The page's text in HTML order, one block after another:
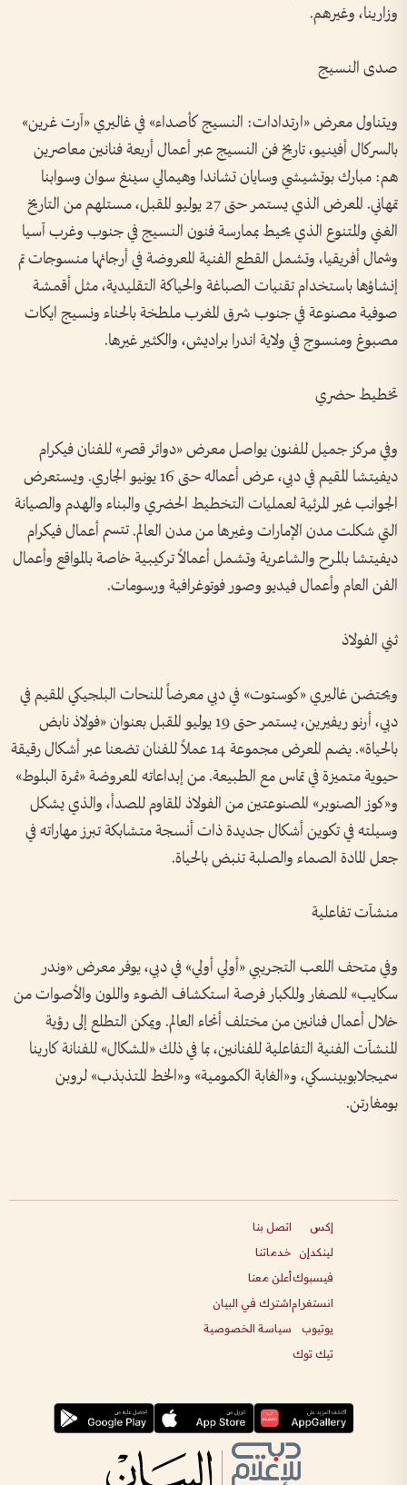
وزارينا، وغيرهم.
صدى النسيج
ويتناول معرض «ارتدادات: النسيج كأصداء» في غاليري «آرت غرين»
بالسركال أفينيو، تاريخ فن النسيج عبر أعمال أربعة فنانين معاصرين
هم: مبارك بوتشيشي وسايان تشاندا وهيمالي سينغ سوان وسوابنا
تمهاني. المعرض الذي يستمر حتى 27 يوليو المقبل، مستلهم من التاريخ
الغني والمتنوع الذي يحيط بممارسة فنون النسيج في جنوب وغرب آسيا
وشمال أفريقيا، وتشمل القطع الفنية المعروضة في أرجائها منسوجات تم
إنشاؤها باستخدام تقنيات الصباغة والحياكة التقليدية، مثل أقمشة
صوفية مصنوعة في جنوب شرق المغرب ملطخة بالحناء ونسيج ايكات
مصبوغ ومنسوج في ولاية اندرا براديش، والكثير غيرها.
تخطيط حضري
وفي مركز جميل للفنون يواصل معرض «دوائر قصر» للفنان فيكرام
ديفيتشا المقيم في دبي، عرض أعماله حتى 16 يونيو الجاري. ويستعرض
الجوانب غير المرئية لعمليات التخطيط الحضري والبناء والهدم والصيانة
التي شكلت مدن الإمارات وغيرها من مدن العالم. تتسم أعمال فيكرام
ديفيتشا بالمرح والشاعرية وتشمل أعمالاً تركيبية خاصة بالمواقع وأعمال
الفن العام وأعمال فيديو وصور فوتوغرافية ورسومات.
ثني الفولاذ
ويحتضن غاليري «كوستوت» في دبي معرضاً للنحات البلجيكي المقيم في
دبي، أرنو ريفيرين، يستمر حتى 19 يوليو المقبل بعنوان «فولاذ نابض
بالحياة». يضم المعرض مجموعة 14 عملاً للفنان تضعنا عبر أشكال رقيقة
حيوية متميزة في تماس مع الطبيعة. من إبداعاته المعروضة «ثمرة البلوط»
و«كوز الصنوبر» المصنوعتين من الفولاذ المقاوم للصدأ، والذي يشكل
وسيلته في تكوين أشكال جديدة ذات أنسجة متشابكة تبرز مهاراته في
جعل المادة الصماء والصلبة تنبض بالحياة.
منشآت تفاعلية
وفي متحف اللعب التجريبي «أولي أولي» في دبي، يوفر معرض «وندر
سكايب» للصغار وللكبار فرصة استكشاف الضوء واللون والأصوات من
خلال أعمال فنانين من مختلف أنحاء العالم. ويمكن التطلع إلى رؤية
المنشآت الفنية التفاعلية للفنانين، بما في ذلك «المشكال» للفنانة كارينا
سميجلابوبينسكي، و«الغابة الكمومية» و«الخط المتذبذب» لروبن
بومغارتن.
إكس
لينكدإن
فيسبوك
انستغرام
يوتيوب
تيك توك
اتصل بنا
خدماتنا
أعلن معنا
اشترك في البيان
سياسة الخصوصية